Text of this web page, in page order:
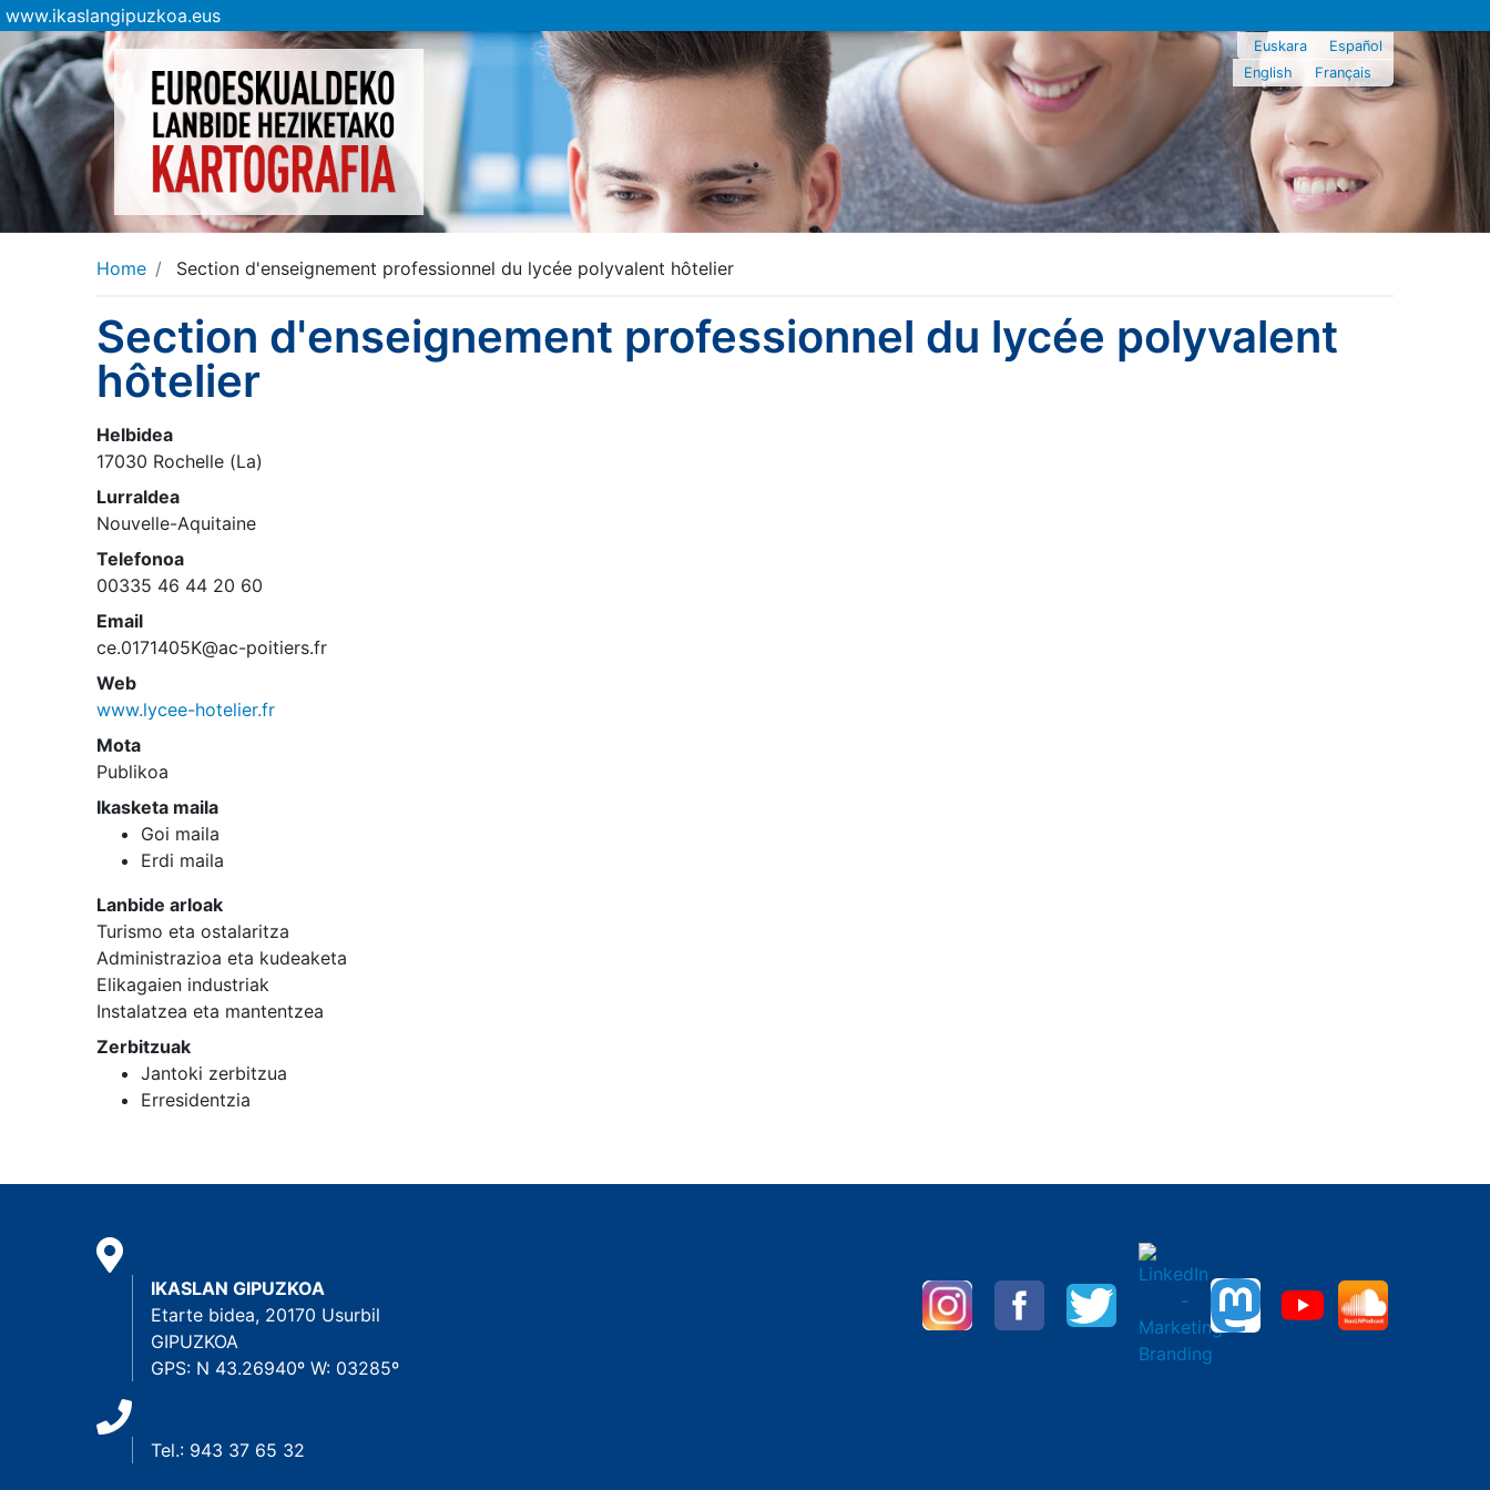
www.ikaslangipuzkoa.eus
Euskara
Español
English
Français
Home Section d'enseignement professionnel du lycée polyvalent hôtelier
Section d'enseignement professionnel du lycée polyvalent
hôtelier
Helbidea
17030 Rochelle (La)
Lurraldea
Nouvelle-Aquitaine
Telefonoa
00335 46 44 20 60
Email
ce.0171405K@ac-poitiers.fr
Web
www.lycee-hotelier.fr
Mota
Publikoa
Ikasketa maila
Goi maila
Erdi maila
Lanbide arloak
Turismo eta ostalaritza
Administrazioa eta kudeaketa
Elikagaien industriak
Instalatzea eta mantentzea
Zerbitzuak
Jantoki zerbitzua
Erresidentzia
IKASLAN GIPUZKOA
Etarte bidea, 20170 Usurbil
GIPUZKOA
GPS: N 43.26940º W: 03285º
Tel.: 943 37 65 32